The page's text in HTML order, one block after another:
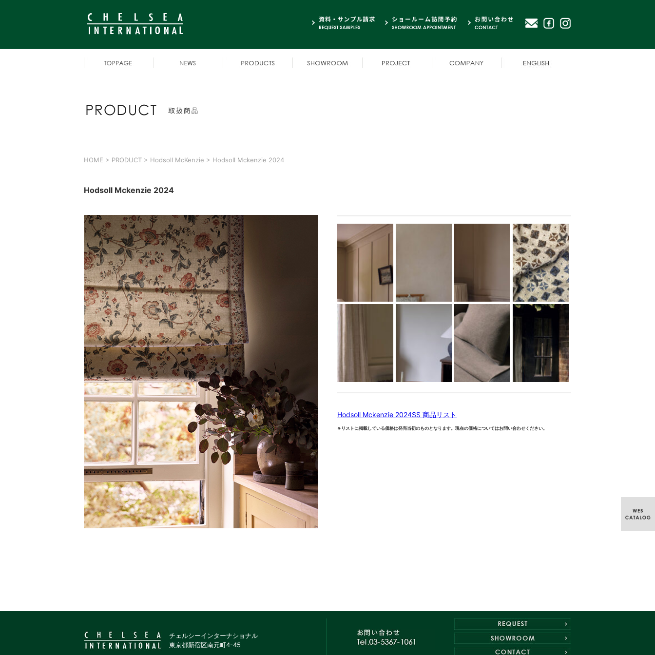
HOME > PRODUCT > Hodsoll McKenzie > Hodsoll Mckenzie 2024
Hodsoll Mckenzie 2024
Hodsoll Mckenzie 2024SS 商品リスト
※リストに掲載している価格は発売当初のものとなります。現在の価格についてはお問い合わせください。
チェルシーインターナショナル
東京都新宿区南元町4-45